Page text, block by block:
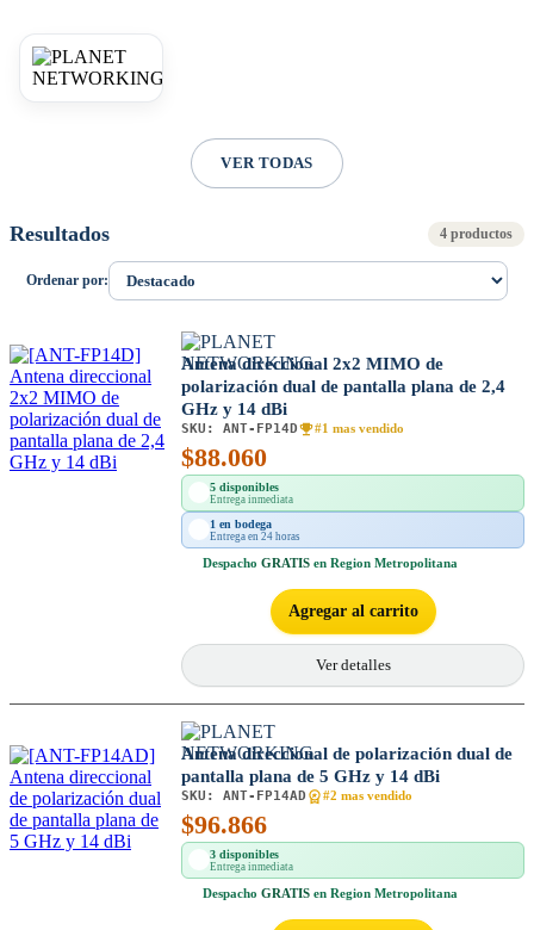
VER TODAS
Resultados 4 productos
Ordenar por:
Antena direccional 2x2 MIMO de
polarización dual de pantalla plana de 2,4
GHz y 14 dBi
SKU: ANT-FP14D #1 mas vendido
$88.060
5 disponibles
Entrega inmediata
1 en bodega
Entrega en 24 horas
Despacho GRATIS en Region Metropolitana
Agregar al carrito
Ver detalles
Antena direccional de polarización dual de
pantalla plana de 5 GHz y 14 dBi
SKU: ANT-FP14AD #2 mas vendido
$96.866
3 disponibles
Entrega inmediata
Despacho GRATIS en Region Metropolitana